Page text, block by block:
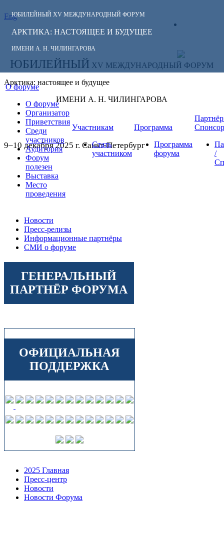
ЮБИЛЕЙНЫЙ XV МЕЖДУНАРОДНЫЙ ФОРУМ
АРКТИКА: НАСТОЯЩЕЕ И БУДУЩЕЕ
ИМЕНИ А. Н. ЧИЛИНГАРОВА
Eng
СЛЕДИТЕ ЗА
НОВОСТЯМИ
ФОРУМА:
ЮБИЛЕЙНЫЙ XV МЕЖДУНАРОДНЫЙ ФОРУМ
Арктика: настоящее и будущее
ИМЕНИ А. Н. ЧИЛИНГАРОВА
9–10 декабря 2025 г. Санкт-Петербург
О форуме
О форуме
Организатор
Приветствия
Среди
участников
Аудитория
Форум
полезен
Выставка
Место
проведения
Участникам
Стать
участником
Программа
Программа
форума
/
Новости
Пресс-релизы
Информационные партнёры
СМИ о форуме
ГЕНЕРАЛЬНЫЙ
ПАРТНЁР ФОРУМА
ОФИЦИАЛЬНАЯ
ПОДДЕРЖКА
2025 Главная
Пресс-центр
Новости
Новости Форума